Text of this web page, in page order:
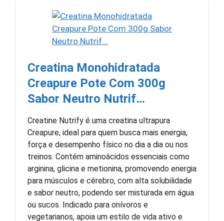
Creatina Monohidratada
Creapure Pote Com 300g
Sabor Neutro Nutrif…
Creatine Nutrify é uma creatina ultrapura
Creapure, ideal para quem busca mais energia,
força e desempenho físico no dia a dia ou nos
treinos. Contém aminoácidos essenciais como
arginina, glicina e metionina, promovendo energia
para músculos e cérebro, com alta solubilidade
e sabor neutro, podendo ser misturada em água
ou sucos. Indicado para onívoros e
vegetarianos, apoia um estilo de vida ativo e